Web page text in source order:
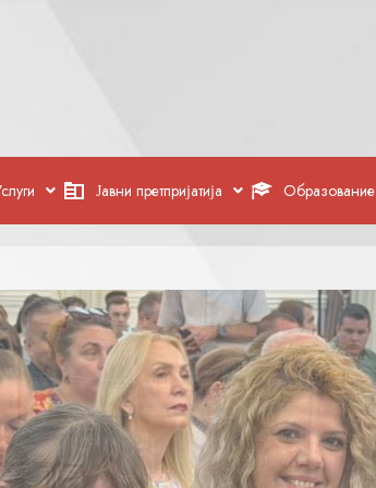
Јавни претпријатија Образование